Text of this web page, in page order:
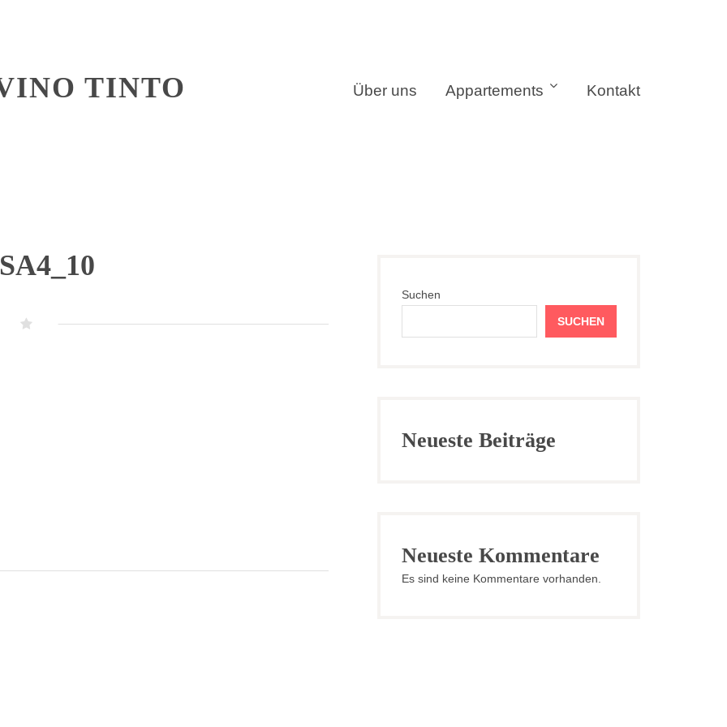
Über uns Appartements Kontakt
TINTO
Suchen
SUCHEN
Neueste Beiträge
Neueste Kommentare
Es sind keine Kommentare vorhanden.